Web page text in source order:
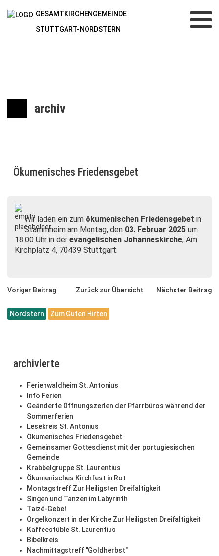
GESAMTKIRCHENGEMEINDE
STUTTGART-NORDSTERN
archiv
Ökumenisches Friedensgebet
Wir laden ein zum ökumenischen Friedensgebet in
Stammheim am Montag, den 03. Februar 2025 um
18:00 Uhr in der evangelischen Johanneskirche, Am
Kirchplatz 4, 70439 Stuttgart.
Voriger Beitrag Zurück zur Übersicht Nächster Beitrag
Nordstern Zum Guten Hirten
archivierte
Ferienwaldheim St. Antonius
Info Ferien
Geänderte Öffnungszeiten der Pfarrbüros während der
Sommerferien
Lesekreis St. Antonius
Ökumenisches Friedensgebet
Gemeinsamer Gottesdienst mit der portugiesischen
Gemeinde
Krabbelgruppe St. Laurentius
Ökumenisches Kirchfest in Rot
Montagstreff Zur Heiligsten Dreifaltigkeit
Singen und Tanzen im Labyrinth
Taizé-Gebet
Orgelkonzert in der Kirche Zur Heiligsten Dreifaltigkeit
Kaffeestüble St. Laurentius
Bibelkreis
Nachmittagstreff "Goldherbst"